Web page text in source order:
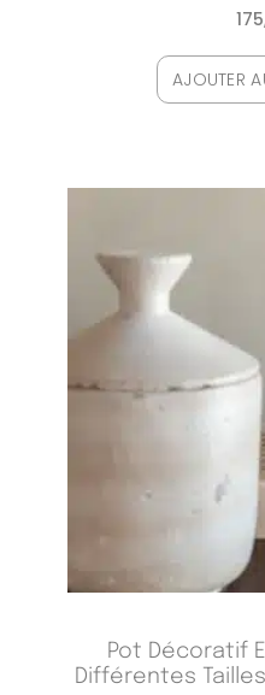
AJOUTER
Pot Décoratif
Différentes